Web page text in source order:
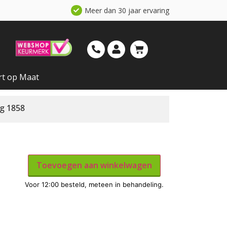
Meer dan 30 jaar ervaring
op Maat
1858
Toevoegen aan winkelwagen